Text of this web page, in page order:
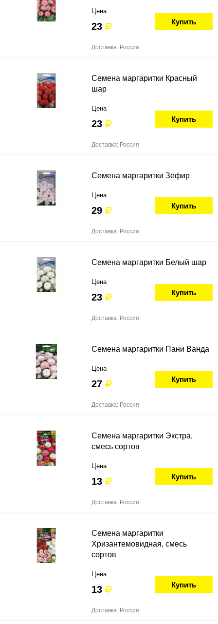
Цена
23 Купить
Доставка: Россия
Семена маргаритки Красный
шар
Цена
23 Купить
Доставка: Россия
Семена маргаритки Зефир
Цена
29 Купить
Доставка: Россия
Семена маргаритки Белый шар
Цена
23 Купить
Доставка: Россия
Семена маргаритки Пани Ванда
Цена
27 Купить
Доставка: Россия
Семена маргаритки Экстра,
смесь сортов
Цена
13 Купить
Доставка: Россия
Семена маргаритки
Хризантемовидная, смесь
сортов
Цена
13 Купить
Доставка: Россия